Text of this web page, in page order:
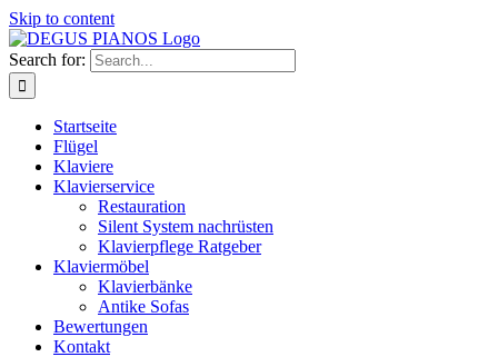
Skip to content
Search for:
Startseite
Flügel
Klaviere
Klavierservice
Restauration
Silent System nachrüsten
Klavierpflege Ratgeber
Klaviermöbel
Klavierbänke
Antike Sofas
Bewertungen
Kontakt